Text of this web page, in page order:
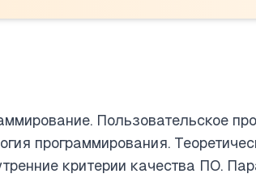
Пользовательское
программирования.
критерии качества ПО.